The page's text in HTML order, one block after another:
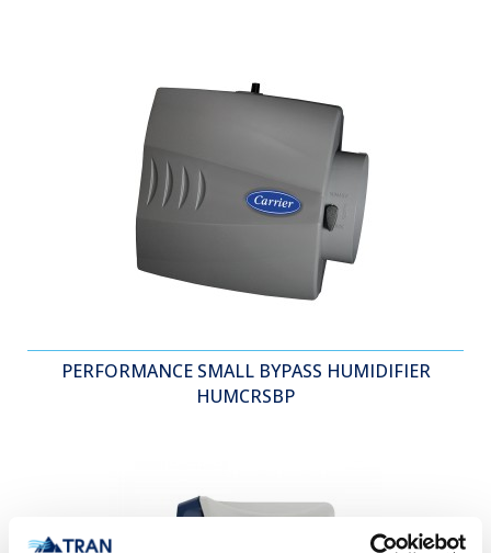
PERFORMANCE SMALL BYPASS HUMIDIFIER
HUMCRSBP